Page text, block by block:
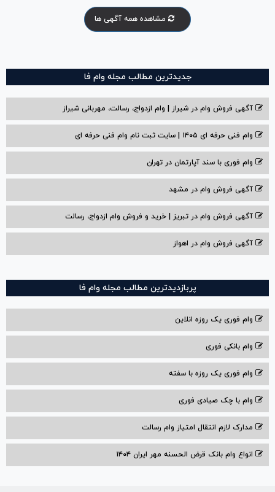
مشاهده همه آگهی ها
جدیدترین مطالب مجله وام فا
آگهی فروش وام در شیراز | وام ازدواج، رسالت، مهربانی شیراز
وام فنی حرفه ای ۱۴۰۵ | سایت ثبت نام وام فنی حرفه ای
وام فوری با سند آپارتمان در تهران
آگهی فروش وام در مشهد
آگهی فروش وام در تبریز | خرید و فروش وام ازدواج، رسالت
آگهی فروش وام در اهواز
پربازدیدترین مطالب مجله وام فا
وام فوری یک روزه انلاین
وام بانکی فوری
وام فوری یک روزه با سفته
وام با‌ چک صیادی‌ فوری
مدارک لازم انتقال امتیاز وام رسالت
انواع وام بانک قرض الحسنه مهر ایران ۱۴۰۴